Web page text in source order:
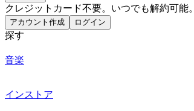
クレジットカード不要。いつでも解約可能。
アカウント作成 ログイン
探す
音楽
インストア